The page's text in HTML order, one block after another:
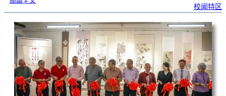
努
与
国
学
院
到
访
中
分
享
青
年
领
袖
素
质
讲
座
校闻特区